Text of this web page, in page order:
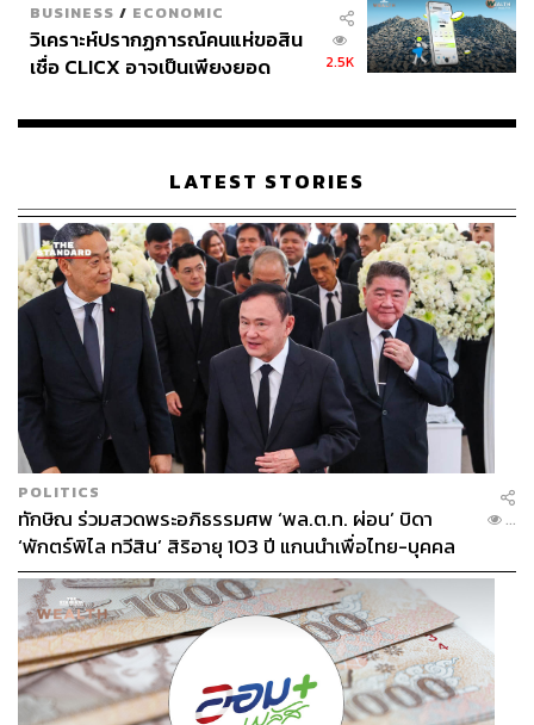
BUSINESS / ECONOMIC
วิเคราะห์ปรากฏการณ์คนแห่ขอสิน
เชื่อ CLICX อาจเป็นเพียงยอด
เรือนไทยที่ถูกซุกไว้
2.5K
LATEST STORIES
POLITICS
ทักษิณ ร่วมสวดพระอภิธรรมศพ ‘พล.ต.ท. ผ่อน’ บิดา
‘พักตร์พิไล ทวีสิน’ สิริอายุ 103 ปี แกนนำเพื่อไทย-บุคคล
หลากวงการร่วมอาลัย
...